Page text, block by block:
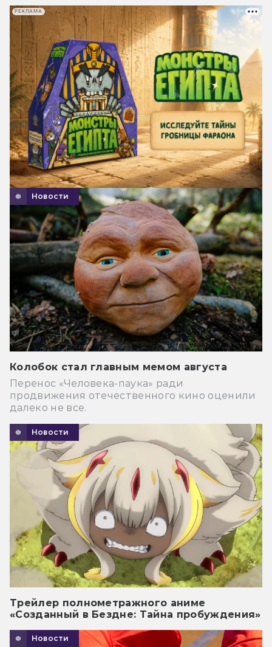
Новости
Колобок стал главным мемом августа
Перенос «Человека-паука» ради
продвижения отечественного кино оценили
далеко не все.
Новости
Трейлер полнометражного аниме
«Созданный в Бездне: Тайна пробуждения»
Новости
РЕКЛАМА